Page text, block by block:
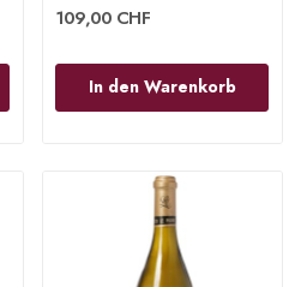
109,00 CHF
In den Warenkorb